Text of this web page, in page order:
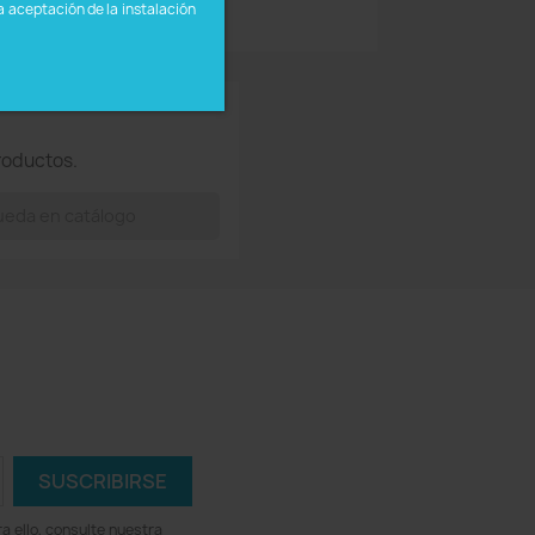
aceptación de la instalación
ello, consulte nuestra